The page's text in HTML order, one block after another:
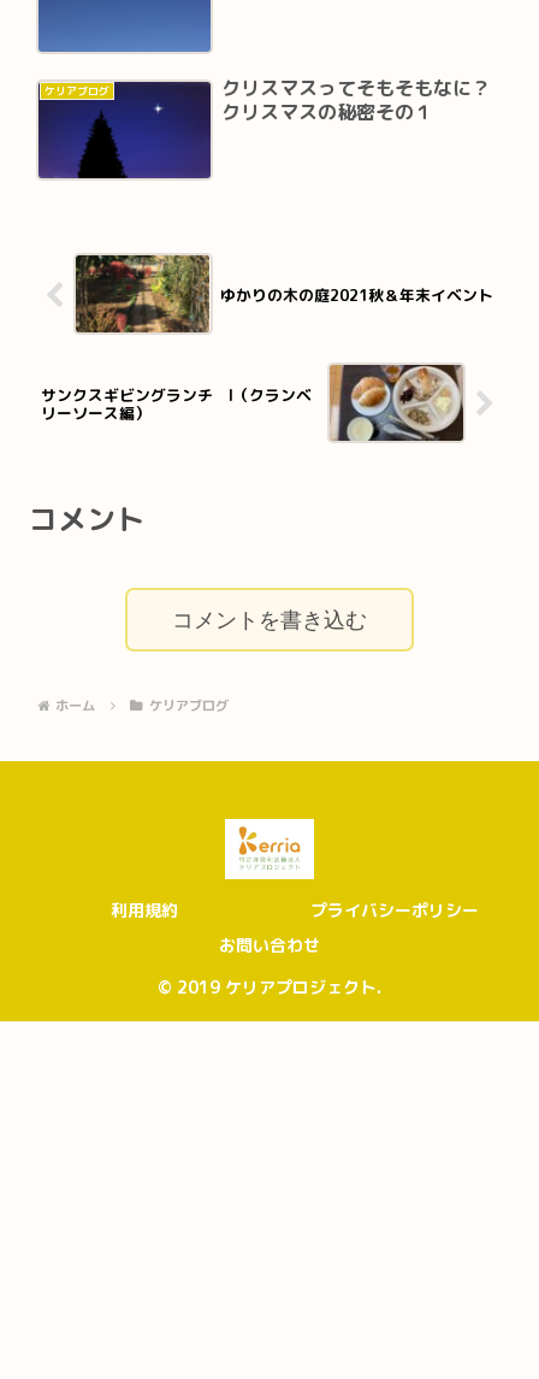
ケリアブログ
クリスマスってそもそもなに？
クリスマスの秘密その１
ゆかりの木の庭2021秋＆年末イベント
サンクスギビングランチ I（クランベ
リーソース編）
コメント
コメントを書き込む
ホーム ケリアブログ
利用規約
プライバシーポリシー
お問い合わせ
© 2019 ケリアプロジェクト.